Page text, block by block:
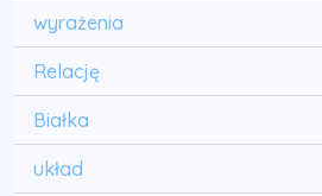
wyrażenia
Relację
Białka
układ